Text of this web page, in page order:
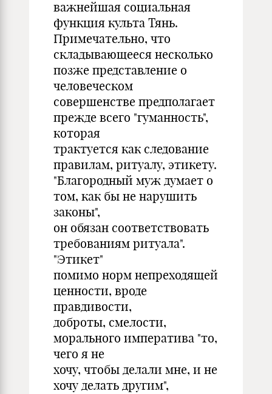
важнейшая социальная
функция культа Тянь.
Примечательно, что
складывающееся несколько
позже представление о
человеческом
совершенстве предполагает
прежде всего "гуманность",
которая
трактуется как следование
правилам, ритуалу, этикету.
"Благородный муж думает о
том, как бы не нарушить
законы",
он обязан соответствовать
требованиям ритуала".
"Этикет"
помимо норм непреходящей
ценности, вроде
правдивости,
доброты, смелости,
морального императива "то,
чего я не
хочу, чтобы делали мне, и не
хочу делать другим",